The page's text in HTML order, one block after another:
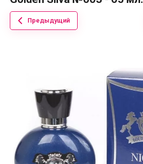
Предыдущий